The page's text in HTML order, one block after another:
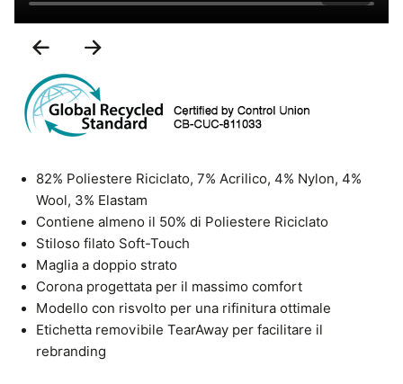
Previous
Slide
82% Poliestere Riciclato, 7% Acrilico, 4% Nylon, 4%
Wool, 3% Elastam
Contiene almeno il 50% di Poliestere Riciclato
Stiloso filato Soft-Touch
Maglia a doppio strato
Corona progettata per il massimo comfort
Modello con risvolto per una rifinitura ottimale
Etichetta removibile TearAway per facilitare il
rebranding